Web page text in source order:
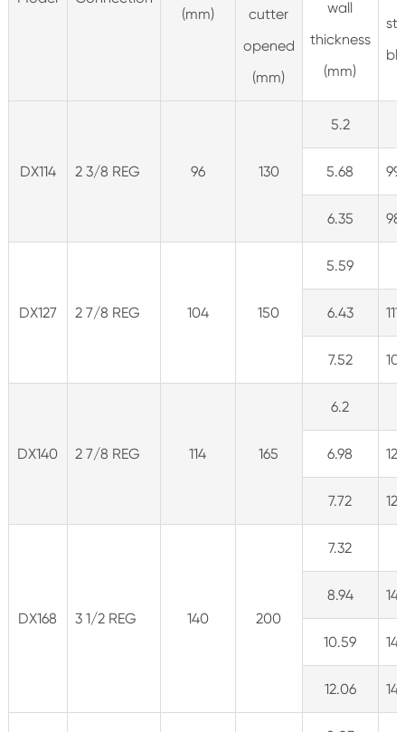
(mm)
cutter
opened
(mm)
wall
thickness
(mm)
DX114 2 3/8 REG 96 130
5.2
5.68 99
6.35 98
DX127 2 7/8 REG 104 150
5.59
6.43 111
7.52
DX140 2 7/8 REG 114 165
6.2
6.98 122
7.72 121
DX168 3 1/2 REG 140 200
7.32
8.94 147
10.59
12.06 141